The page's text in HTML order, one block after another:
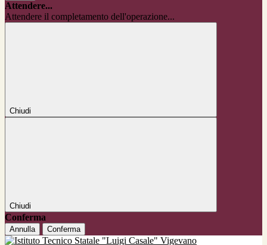
Attendere...
Attendere il completamento dell'operazione...
Chiudi
Chiudi
Conferma
Annulla Conferma